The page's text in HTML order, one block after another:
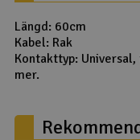
Smarthem,
Verktyg,
Längd: 60cm
Kabel: Rak
Kontakttyp: Universal,
mer.